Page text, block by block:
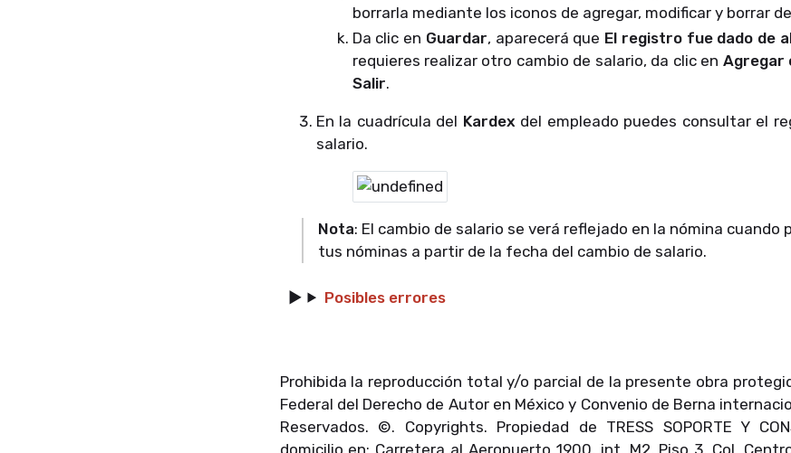
borrarla mediante los iconos de agregar, modificar y borrar
Da clic en Guardar, aparecerá que El registro fue dado de
requieres realizar otro cambio de salario, da clic en Agregar
Salir.
En la cuadrícula del Kardex del empleado puedes consultar el
salario.
Nota: El cambio de salario se verá reflejado en la nómina cuando
tus nóminas a partir de la fecha del cambio de salario.
Posibles errores
Prohibida la reproducción total y/o parcial de la presente obra
Federal del Derecho de Autor en México y Convenio de Berna
Reservados. ©. Copyrights. Propiedad de TRESS SOPORTE Y
domicilio en: Carretera al Aeropuerto 1900, int. M2, Piso 3, Col.